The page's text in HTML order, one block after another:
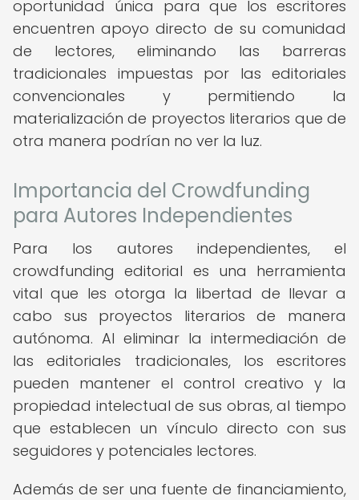
oportunidad única para que los escritores
encuentren apoyo directo de su comunidad
de lectores, eliminando las barreras
tradicionales impuestas por las editoriales
convencionales y permitiendo la
materialización de proyectos literarios que de
otra manera podrían no ver la luz.
Importancia del Crowdfunding
para Autores Independientes
Para los autores independientes, el
crowdfunding editorial es una herramienta
vital que les otorga la libertad de llevar a
cabo sus proyectos literarios de manera
autónoma. Al eliminar la intermediación de
las editoriales tradicionales, los escritores
pueden mantener el control creativo y la
propiedad intelectual de sus obras, al tiempo
que establecen un vínculo directo con sus
seguidores y potenciales lectores.
Además de ser una fuente de financiamiento,